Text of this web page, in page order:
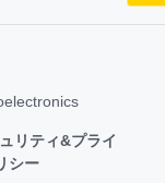
リティ&プライ
シー